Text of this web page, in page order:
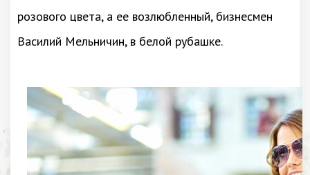
розового цвета, а ее возлюбленный, бизнесмен
Василий Мельничин, в белой рубашке.